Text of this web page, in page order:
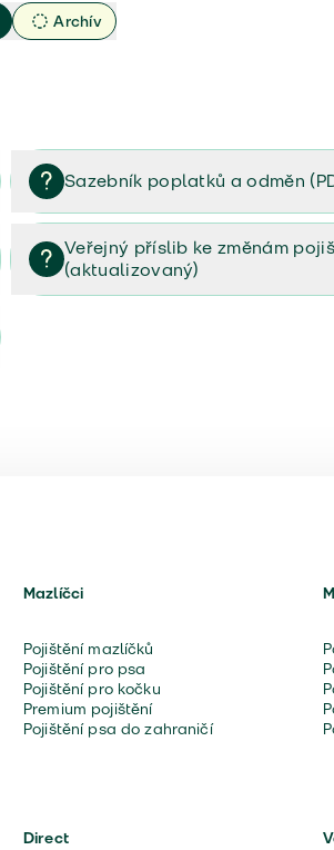
Archív
Sazebník poplatků a odměn
Sazebník poplatků a odměn (PDF)
Veřejný příslib ke změnám
(aktualizovaný)
Mazlíčci
Pojištění mazlíčků
Pojištění pro psa
Pojištění pro kočku
Premium pojištění
Pojištění psa do zahraničí
Direct